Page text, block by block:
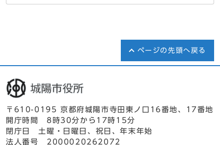
ページの先頭へ戻る
〒610-0195 京都府城陽市寺田東ノ口16番地、17番地
開庁時間 8時30分から17時15分
閉庁日 土曜・日曜日、祝日、年末年始
法人番号 2000020262072